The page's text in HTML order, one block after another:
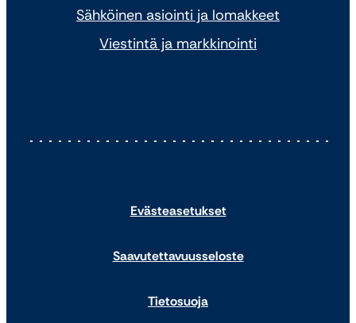
Sähköinen asiointi ja lomakkeet
Viestintä ja markkinointi
Evästeasetukset
Saavutettavuusseloste
Tietosuoja